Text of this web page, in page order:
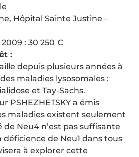
Hôpital Sainte Justine –
: 30 250 €
:
depuis plusieurs années à
maladies lysosomales :
et Tay-Sachs.
PSHEZHETSKY a émis
maladies existent seulement
de Neu4 n’est pas suffisante
de Neu1 dans tous
à explorer cette